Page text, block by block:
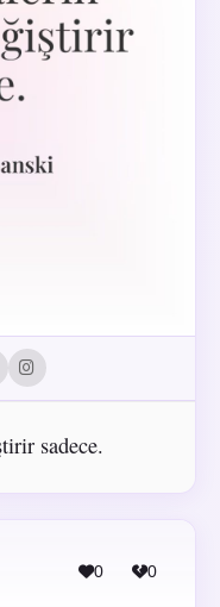
sadece.
0 0